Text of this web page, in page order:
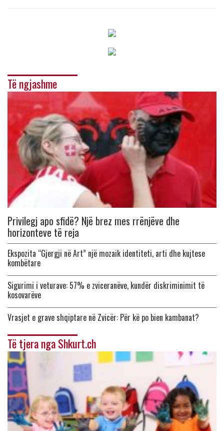
Të ngjashme
Privilegj apo sfidë? Një brez mes rrënjëve dhe
horizonteve të reja
Ekspozita “Gjergji në Art” një mozaik identiteti, arti dhe kujtese
kombëtare
Sigurimi i veturave: 57% e zviceranëve, kundër diskriminimit të
kosovarëve
Vrasjet e grave shqiptare në Zvicër: Për kë po bien kambanat?
Të tjera nga Shkurt.ch